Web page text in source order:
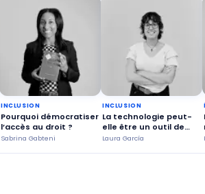
INCLUSION
Pourquoi démocratiser
l’accès au droit ?
Sabrina Gabteni
INCLUSION
La technologie peut-
elle être un outil de
transformation
Laura García